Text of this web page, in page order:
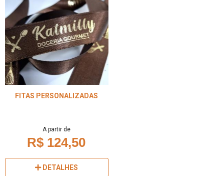
FITAS PERSONALIZADAS
A partir de
R$ 124,50
DETALHES